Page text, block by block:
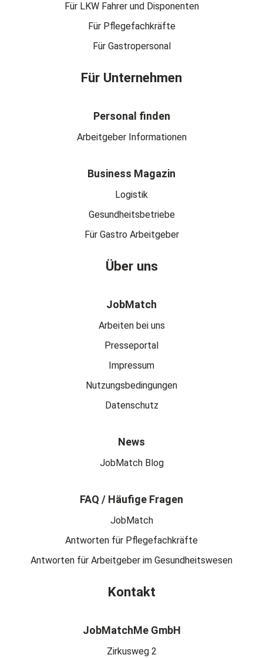
Für LKW Fahrer und Disponenten
Für Pflegefachkräfte
Für Gastropersonal
Für Unternehmen
Personal finden
Arbeitgeber Informationen
Business Magazin
Logistik
Gesundheitsbetriebe
Für Gastro Arbeitgeber
Über uns
JobMatch
Arbeiten bei uns
Presseportal
Impressum
Nutzungsbedingungen
Datenschutz
News
JobMatch Blog
FAQ / Häufige Fragen
JobMatch
Antworten für Pflegefachkräfte
Antworten für Arbeitgeber im Gesundheitswesen
Kontakt
JobMatchMe GmbH
Zirkusweg 2